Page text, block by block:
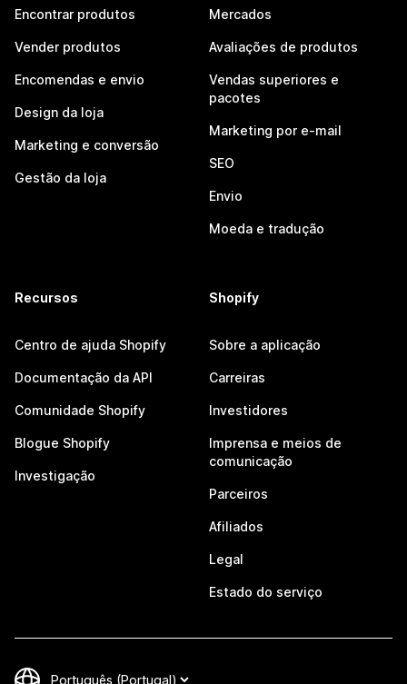
Encontrar produtos
Vender produtos
Encomendas e envio
Design da loja
Marketing e conversão
Gestão da loja
Mercados
Avaliações de produtos
Vendas superiores e
pacotes
Marketing por e-mail
SEO
Envio
Moeda e tradução
Recursos
Centro de ajuda Shopify
Documentação da API
Comunidade Shopify
Blogue Shopify
Investigação
Shopify
Sobre a aplicação
Carreiras
Investidores
Imprensa e meios de
comunicação
Parceiros
Afiliados
Legal
Estado do serviço